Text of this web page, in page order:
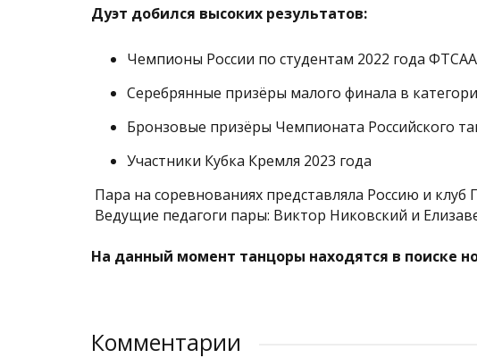
Дуэт добился высоких результатов:
Чемпионы России по студентам 2022 года
Серебрянные призёры малого финала в
Бронзовые призёры Чемпионата Российского
Участники Кубка Кремля 2023 года
Пара на соревнованиях представляла Россию и клуб
Ведущие педагоги пары: Виктор Никовский и
На данный момент танцоры находятся в поиске
Комментарии